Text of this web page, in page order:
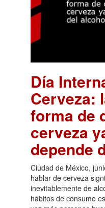
Día
Cerveza:
forma de
cerveza
depende
Ciudad de México,
hablar de cerveza
inevitablemente de
hábitos de consumo